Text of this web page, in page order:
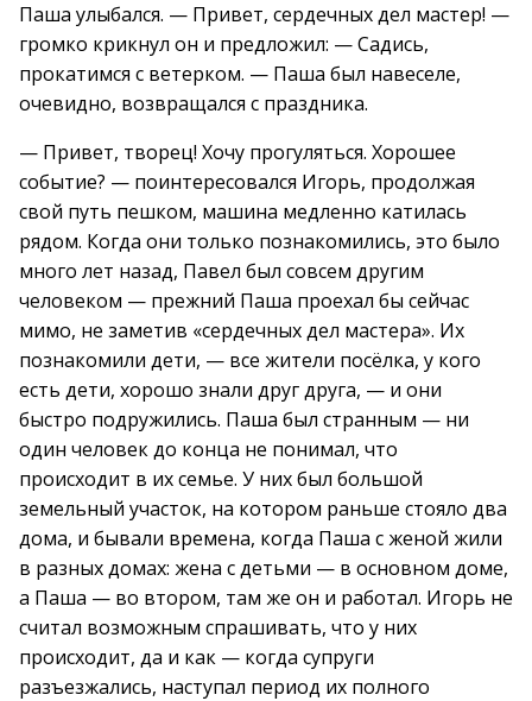
Паша улыбался. — Привет, сердечных дел мастер! —
громко крикнул он и предложил: — Садись,
прокатимся с ветерком. — Паша был навеселе,
очевидно, возвращался с праздника.
— Привет, творец! Хочу прогуляться. Хорошее
событие? — поинтересовался Игорь, продолжая
свой путь пешком, машина медленно катилась
рядом. Когда они только познакомились, это было
много лет назад, Павел был совсем другим
человеком — прежний Паша проехал бы сейчас
мимо, не заметив «сердечных дел мастера». Их
познакомили дети, — все жители посёлка, у кого
есть дети, хорошо знали друг друга, — и они
быстро подружились. Паша был странным — ни
один человек до конца не понимал, что
происходит в их семье. У них был большой
земельный участок, на котором раньше стояло два
дома, и бывали времена, когда Паша с женой жили
в разных домах: жена с детьми — в основном доме,
а Паша — во втором, там же он и работал. Игорь не
считал возможным спрашивать, что у них
происходит, да и как — когда супруги
разъезжались, наступал период их полного